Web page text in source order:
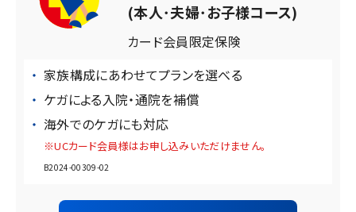
(本人･夫婦･お子様コース)
カード会員限定保険
家族構成にあわせてプランを選べる
ケガによる入院・通院を補償
海外でのケガにも対応
※UCカード会員様はお申し込みいただけません。
B2024-00309-02